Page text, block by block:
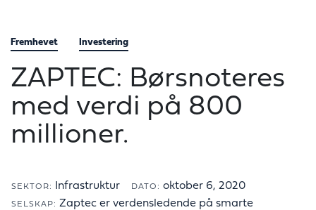
Fremhevet Investering
ZAPTEC: Børsnoteres
med verdi på 800
millioner.
SEKTOR: Infrastruktur DATO: oktober 6, 2020
SELSKAP: Zaptec er verdensledende på smarte